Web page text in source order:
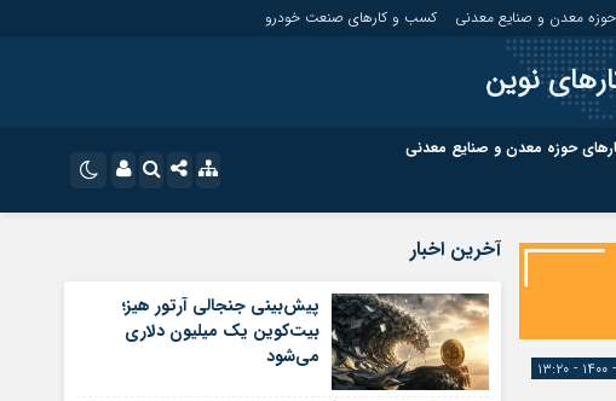
معدن و صنایع معدنی
کسب و کارهای صنعت خودرو
نوین
حوزه معدن و صنایع معدنی
سروش
ایتا
رمز عبور
نخست
کسب و کارهای صنعت خودرو کسب و کارهای گردشگری و هنر
و کارهای گردشگری و هنر معدن و ورزش
آخرین اخبار
پیش‌بینی جنجالی آرتور هیز؛
بیت‌کوین یک میلیون دلاری
می‌شود